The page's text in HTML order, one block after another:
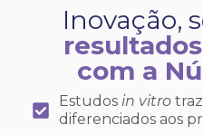
Inovação,
com a
Estudos in vitro
diferenciados aos